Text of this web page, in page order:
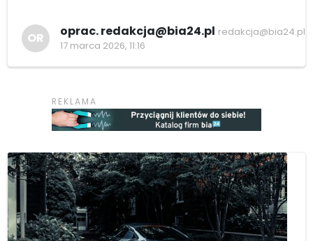
OR oprac. redakcja@bia24.pl redakcja@bia24.pl
17 marca 2026, 11:16